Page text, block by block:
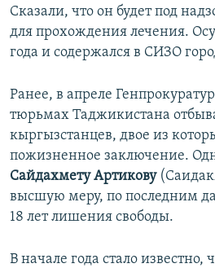
Сказали, что он будет под
для прохождения лечения.
года и содержался в СИЗО
Ранее, в апреле
тюрьмах Таджикистана
кыргызстанцев, двое из
пожизненное заключение.
Сайдахмету Артикову
высшую меру, по последним
18 лет лишения свободы.
В начале года стало известно,